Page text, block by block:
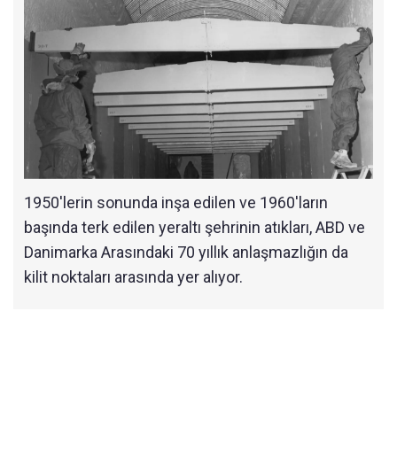
1950'lerin sonunda inşa edilen ve 1960'ların
başında terk edilen yeraltı şehrinin atıkları, ABD ve
Danimarka Arasındaki 70 yıllık anlaşmazlığın da
kilit noktaları arasında yer alıyor.